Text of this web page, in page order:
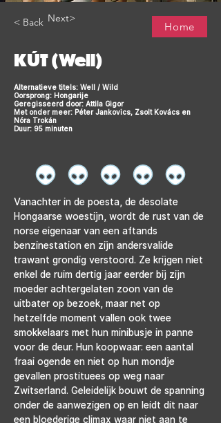
< Back Next>
Home
KÚT (Well)
Alternatieve titels: Well / Wild
Oorsprong: Hongarije
Geregisseerd door: Attila Gigor
Met onder meer: Péter Jankovics, Zsolt Kovács en
Nóra Trokán
Duur: 95 minuten
Vanachter in de poesta, de desolate
Hongaarse woestijn, wordt de rust van de
norse eigenaar van een aftands
benzinestation en zijn andersvalide
trawant grondig verstoord. Ze krijgen niet
enkel de ruim dertig jaar eerder bij zijn
moeder achtergelaten zoon van de
uitbater op bezoek, maar net op
hetzelfde moment vallen ook twee
smokkelaars met hun minibusje in panne
voor de deur. Hun koopwaar: een aantal
fraai ogende en niet op hun mondje
gevallen prostituees op weg naar
Zwitserland. Geleidelijk bouwt de spanning
onder de aanwezigen op en leidt dit naar
een bloederige climax waar niet aan te